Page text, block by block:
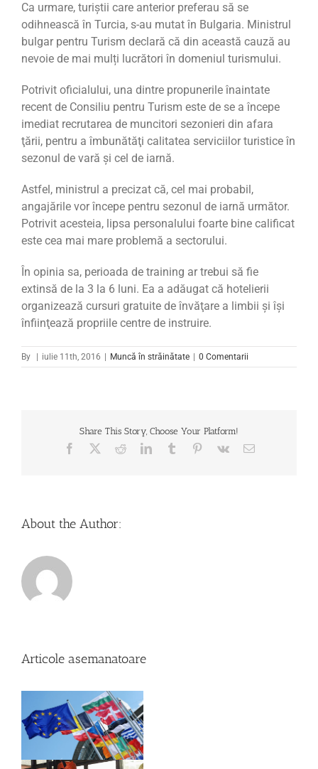
Ca urmare, turiștii care anterior preferau să se
odihnească în Turcia, s-au mutat în Bulgaria. Ministrul
bulgar pentru Turism declară că din această cauză au
nevoie de mai mulți lucrători în domeniul turismului.
Potrivit oficialului, una dintre propunerile înaintate
recent de Consiliu pentru Turism este de se a începe
imediat recrutarea de muncitori sezonieri din afara
ţării, pentru a îmbunătăţi calitatea serviciilor turistice în
sezonul de vară şi cel de iarnă.
Astfel, ministrul a precizat că, cel mai probabil,
angajările vor începe pentru sezonul de iarnă următor.
Potrivit acesteia, lipsa personalului foarte bine calificat
este cea mai mare problemă a sectorului.
În opinia sa, perioada de training ar trebui să fie
extinsă de la 3 la 6 luni. Ea a adăugat că hotelierii
organizează cursuri gratuite de învăţare a limbii şi îşi
înfiinţează propriile centre de instruire.
By iulie 11th, 2016 Muncă în străinătate 0 Comentarii
Share This Story, Choose Your Platform!
Facebook RedditLinkedInTumblr Pinterest
Vk Email
About the Author:
Articole asemanatoare